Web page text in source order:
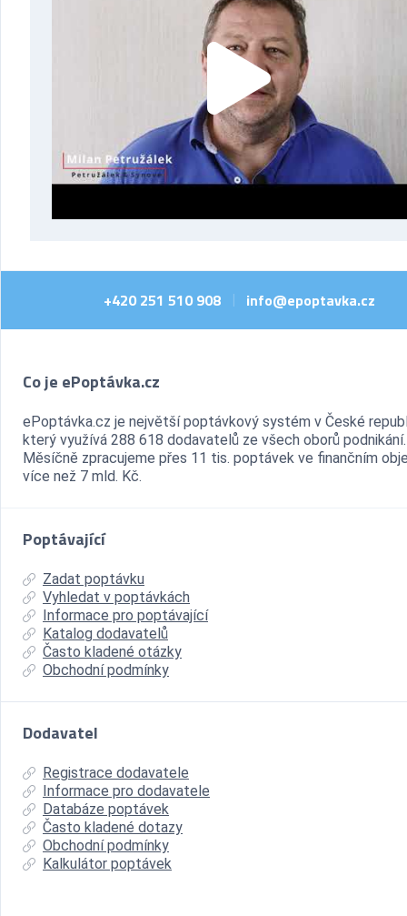
+420 251 510 908 info@epoptavka.cz
Co je ePoptávka.cz
ePoptávka.cz je největší poptávkový systém v České
který využívá 288 618 dodavatelů ze všech oborů podnikání.
Měsíčně zpracujeme přes 11 tis. poptávek ve finančním
více než 7 mld. Kč.
Poptávající
Zadat poptávku
Vyhledat v poptávkách
Informace pro poptávající
Katalog dodavatelů
Často kladené otázky
Obchodní podmínky
Dodavatel
Registrace dodavatele
Informace pro dodavatele
Databáze poptávek
Často kladené dotazy
Obchodní podmínky
Kalkulátor poptávek